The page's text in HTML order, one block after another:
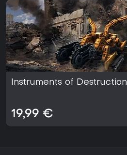
Instruments of Destruction
19,99 €